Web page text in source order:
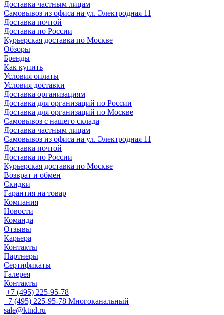
Доставка частным лицам
Самовывоз из офиса на ул. Электродная 11
Доставка почтой
Доставка по России
Курьерская доставка по Москве
Обзоры
Бренды
Как купить
Условия оплаты
Условия доставки
Доставка организациям
Доставка для организаций по России
Доставка для организаций по Москве
Самовывоз с нашего склада
Доставка частным лицам
Самовывоз из офиса на ул. Электродная 11
Доставка почтой
Доставка по России
Курьерская доставка по Москве
Возврат и обмен
Скидки
Гарантия на товар
Компания
Новости
Команда
Отзывы
Карьера
Контакты
Партнеры
Сертификаты
Галерея
Контакты
+7 (495) 225-95-78
+7 (495) 225-95-78 Многоканальный
sale@ktnd.ru